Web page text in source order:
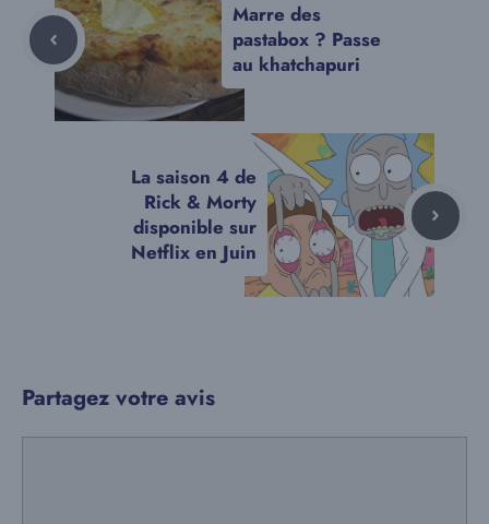
Marre des
pastabox ? Passe
au khatchapuri
La saison 4 de
Rick & Morty
disponible sur
Netflix en Juin
Partagez votre avis